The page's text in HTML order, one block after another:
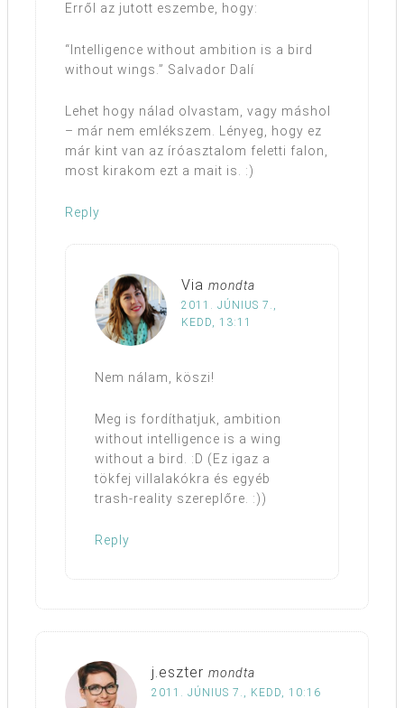
Erről az jutott eszembe, hogy:
“Intelligence without ambition is a bird
without wings.” Salvador Dalí
Lehet hogy nálad olvastam, vagy máshol
– már nem emlékszem. Lényeg, hogy ez
már kint van az íróasztalom feletti falon,
most kirakom ezt a mait is. :)
Reply
Via mondta
2011. JÚNIUS 7.,
KEDD, 13:11
Nem nálam, köszi!
Meg is fordíthatjuk, ambition
without intelligence is a wing
without a bird. :D (Ez igaz a
tökfej villalakókra és egyéb
trash-reality szereplőre. :))
Reply
j.eszter mondta
2011. JÚNIUS 7., KEDD, 10:16